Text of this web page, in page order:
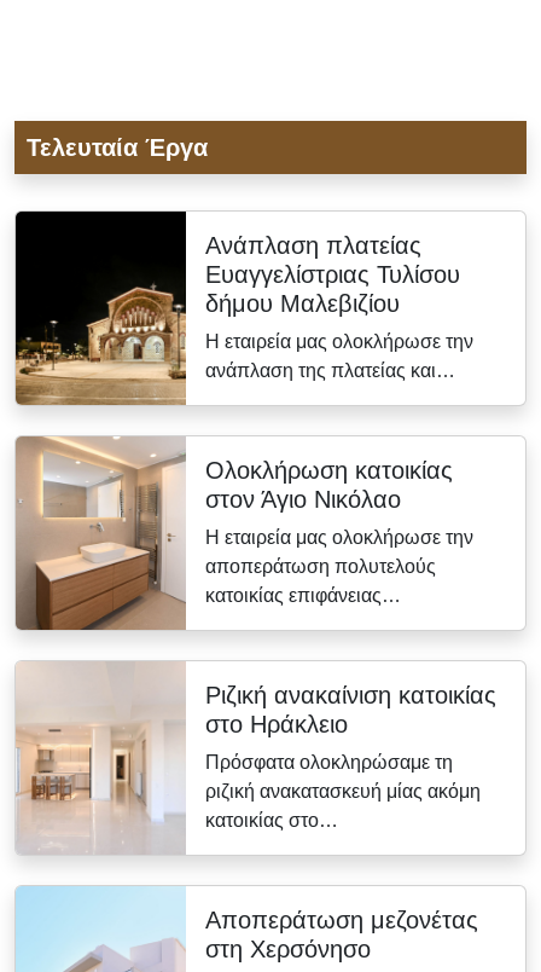
Τελευταία Έργα
Ανάπλαση πλατείας
Ευαγγελίστριας Τυλίσου
δήμου Μαλεβιζίου
Η εταιρεία μας ολοκλήρωσε την
ανάπλαση της πλατείας και…
Ολοκλήρωση κατοικίας
στον Άγιο Νικόλαο
Η εταιρεία μας ολοκλήρωσε την
αποπεράτωση πολυτελούς
κατοικίας επιφάνειας…
Ριζική ανακαίνιση κατοικίας
στο Ηράκλειο
Πρόσφατα ολοκληρώσαμε τη
ριζική ανακατασκευή μίας ακόμη
κατοικίας στο…
Αποπεράτωση μεζονέτας
στη Χερσόνησο